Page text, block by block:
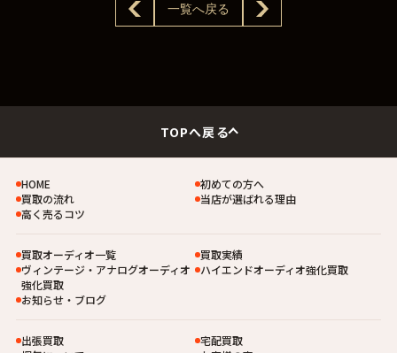
一覧へ戻る
TOPへ戻る
HOME
初めての方へ
買取の流れ
当店が選ばれる理由
高く売るコツ
買取オーディオ一覧
買取実績
ヴィンテージ・アナログオーディオ
強化買取
ハイエンドオーディオ強化買取
お知らせ・ブログ
出張買取
宅配買取